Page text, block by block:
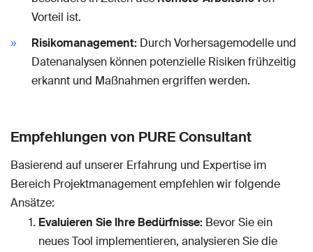
Vorteil ist.
Risikomanagement: Durch Vorhersagemodelle und
Datenanalysen können potenzielle Risiken frühzeitig
erkannt und Maßnahmen ergriffen werden.
Empfehlungen von PURE Consultant
Basierend auf unserer Erfahrung und Expertise im
Bereich Projektmanagement empfehlen wir folgende
Ansätze:
Evaluieren Sie Ihre Bedürfnisse: Bevor Sie ein
neues Tool implementieren, analysieren Sie die